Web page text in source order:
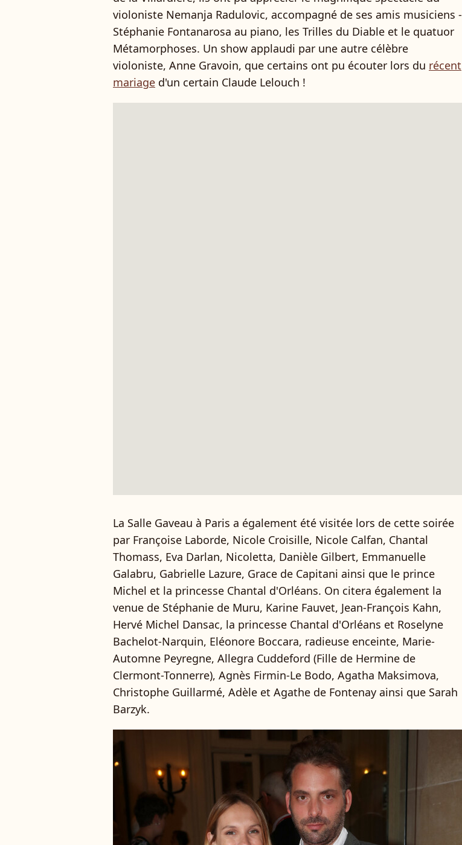
violoniste Nemanja Radulovic, accompagné de ses amis musiciens -
Stéphanie Fontanarosa au piano, les Trilles du Diable et le quatuor
Métamorphoses. Un show applaudi par une autre célèbre
violoniste, Anne Gravoin, que certains ont pu écouter lors du récent
mariage d'un certain Claude Lelouch !
La Salle Gaveau à Paris a également été visitée lors de cette soirée
par Françoise Laborde, Nicole Croisille, Nicole Calfan, Chantal
Thomass, Eva Darlan, Nicoletta, Danièle Gilbert, Emmanuelle
Galabru, Gabrielle Lazure, Grace de Capitani ainsi que le prince
Michel et la princesse Chantal d'Orléans. On citera également la
venue de Stéphanie de Muru, Karine Fauvet, Jean-François Kahn,
Hervé Michel Dansac, la princesse Chantal d'Orléans et Roselyne
Bachelot-Narquin, Eléonore Boccara, radieuse enceinte, Marie-
Automne Peyregne, Allegra Cuddeford (Fille de Hermine de
Clermont-Tonnerre), Agnès Firmin-Le Bodo, Agatha Maksimova,
Christophe Guillarmé, Adèle et Agathe de Fontenay ainsi que Sarah
Barzyk.